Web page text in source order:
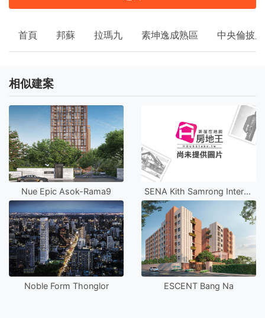
首頁 邦蘇 拉瑪九 素坤逸成熟區 中央倫披尼
相似建案
Nue Epic Asok-Rama9 SENA Kith Samrong Interchange
Noble Form Thonglor ESCENT Bang Na